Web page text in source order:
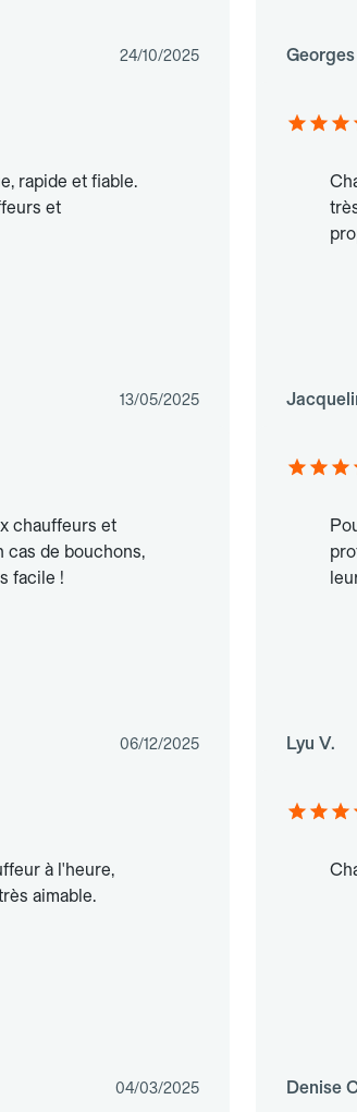
24/10/2025 Georges
rapide et fiable.
et
13/05/2025
chauffeurs et
cas de bouchons,
facile !
06/12/2025 Lyu V.
à l'heure,
aimable.
04/03/2025 Denise